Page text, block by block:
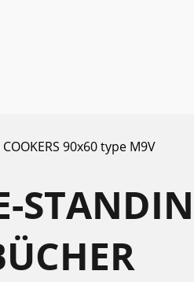
COOKERS 90x60 type M9V